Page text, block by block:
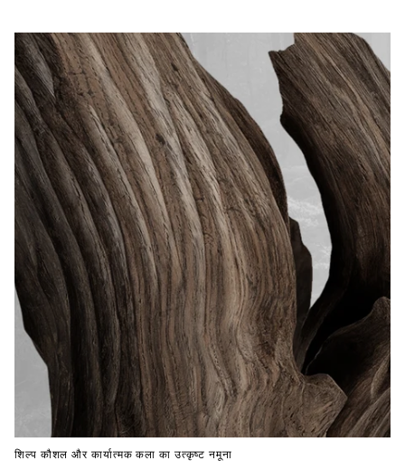
शिल्प कौशल और कार्यात्मक कला का उत्कृष्ट नमूना